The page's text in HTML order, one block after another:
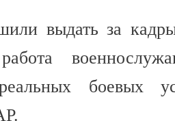
выдать за
боевых